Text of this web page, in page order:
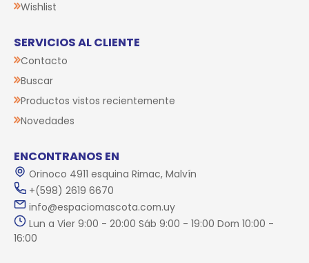
Wishlist
SERVICIOS AL CLIENTE
Contacto
Buscar
Productos vistos recientemente
Novedades
ENCONTRANOS EN
Orinoco 4911 esquina Rimac, Malvín
+(598) 2619 6670
info@espaciomascota.com.uy
Lun a Vier 9:00 - 20:00 Sáb 9:00 - 19:00 Dom 10:00 -
16:00